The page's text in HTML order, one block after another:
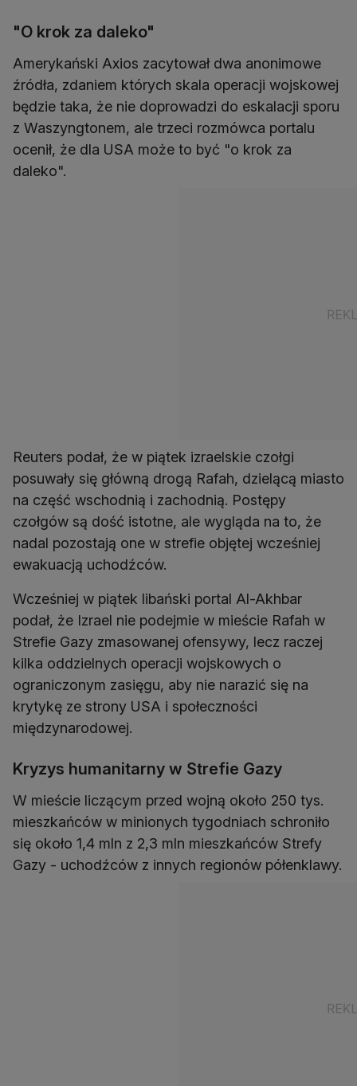
"O krok za daleko"
Amerykański Axios zacytował dwa anonimowe
źródła, zdaniem których skala operacji wojskowej
będzie taka, że nie doprowadzi do eskalacji sporu
z Waszyngtonem, ale trzeci rozmówca portalu
ocenił, że dla USA może to być "o krok za
daleko".
Reuters podał, że w piątek izraelskie czołgi
posuwały się główną drogą Rafah, dzielącą miasto
na część wschodnią i zachodnią. Postępy
czołgów są dość istotne, ale wygląda na to, że
nadal pozostają one w strefie objętej wcześniej
ewakuacją uchodźców.
Wcześniej w piątek libański portal Al-Akhbar
podał, że Izrael nie podejmie w mieście Rafah w
Strefie Gazy zmasowanej ofensywy, lecz raczej
kilka oddzielnych operacji wojskowych o
ograniczonym zasięgu, aby nie narazić się na
krytykę ze strony USA i społeczności
międzynarodowej.
Kryzys humanitarny w Strefie Gazy
W mieście liczącym przed wojną około 250 tys.
mieszkańców w minionych tygodniach schroniło
się około 1,4 mln z 2,3 mln mieszkańców Strefy
Gazy - uchodźców z innych regionów półenklawy.